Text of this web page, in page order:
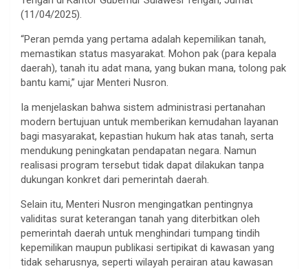
(11/04/2025).
“Peran pemda yang pertama adalah kepemilikan tanah,
memastikan status masyarakat. Mohon pak (para kepala
daerah), tanah itu adat mana, yang bukan mana, tolong pak
bantu kami,” ujar Menteri Nusron.
Ia menjelaskan bahwa sistem administrasi pertanahan
modern bertujuan untuk memberikan kemudahan layanan
bagi masyarakat, kepastian hukum hak atas tanah, serta
mendukung peningkatan pendapatan negara. Namun
realisasi program tersebut tidak dapat dilakukan tanpa
dukungan konkret dari pemerintah daerah.
Selain itu, Menteri Nusron mengingatkan pentingnya
validitas surat keterangan tanah yang diterbitkan oleh
pemerintah daerah untuk menghindari tumpang tindih
kepemilikan maupun publikasi sertipikat di kawasan yang
tidak seharusnya, seperti wilayah perairan atau kawasan